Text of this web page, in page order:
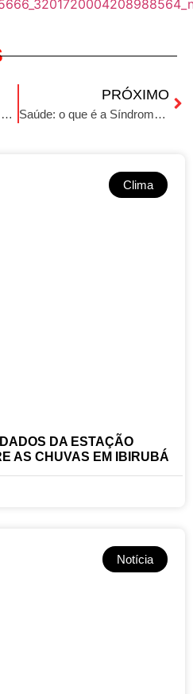
Confira quando o La Niña deve começar a atuar e os efeitos do fenômeno climático no RS
PRÓXIMO
Saúde: o que é a Síndrome de Marfan?
Clima
DA ESTAÇÃO
AS CHUVAS EM IBIRUBÁ
Notícia